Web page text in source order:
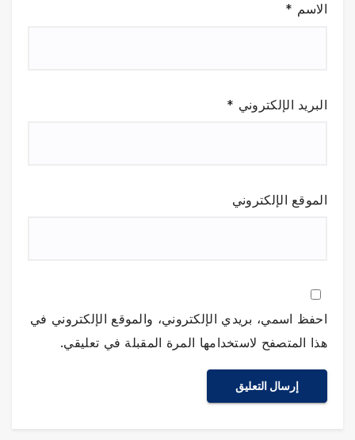
الاسم *
البريد الإلكتروني *
الموقع الإلكتروني
احفظ اسمي، بريدي الإلكتروني، والموقع الإلكتروني في
هذا المتصفح لاستخدامها المرة المقبلة في تعليقي.